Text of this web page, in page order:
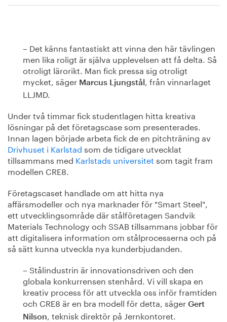
– Det känns fantastiskt att vinna den här tävlingen
men lika roligt är själva upplevelsen att få delta. Så
otroligt lärorikt. Man fick pressa sig otroligt
mycket, säger Marcus Ljungstål , från vinnarlaget
LLJMD.
Under två timmar fick studentlagen hitta kreativa
lösningar på det företagscase som presenterades.
Innan lagen började arbeta fick de en pitchträning av
Drivhuset i Karlstad som de tidigare utvecklat
tillsammans med Karlstads universitet som tagit fram
modellen CRE8.
Företagscaset handlade om att hitta nya
affärsmodeller och nya marknader för "Smart Steel",
ett utvecklingsområde där stålföretagen Sandvik
Materials Technology och SSAB tillsammans jobbar för
att digitalisera information om stålprocesserna och på
så sätt kunna utveckla nya kunderbjudanden.
– Stålindustrin är innovationsdriven och den
globala konkurrensen stenhård. Vi vill skapa en
kreativ process för att utveckla oss inför framtiden
och CRE8 är en bra modell för detta, säger Gert
Nilson, teknisk direktör på Jernkontoret.